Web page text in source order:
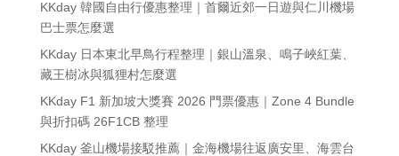
KKday 韓國自由行優惠整理｜首爾近郊一日遊與仁川機場
巴士票怎麼選
KKday 日本東北早鳥行程整理｜銀山溫泉、鳴子峽紅葉、
藏王樹冰與狐狸村怎麼選
KKday F1 新加坡大獎賽 2026 門票優惠｜Zone 4 Bundle
與折扣碼 26F1CB 整理
KKday 釜山機場接駁推薦｜金海機場往返廣安里、海雲台